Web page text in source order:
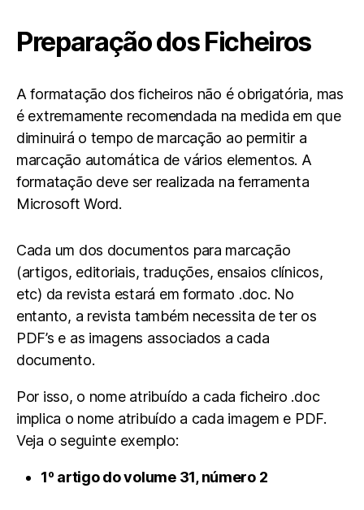
Preparação dos Ficheiros
A formatação dos ficheiros não é obrigatória, mas
é extremamente recomendada na medida em que
diminuirá o tempo de marcação ao permitir a
marcação automática de vários elementos. A
formatação deve ser realizada na ferramenta
Microsoft Word.
Cada um dos documentos para marcação
(artigos, editoriais, traduções, ensaios clínicos,
etc) da revista estará em formato .doc. No
entanto, a revista também necessita de ter os
PDF’s e as imagens associados a cada
documento.
Por isso, o nome atribuído a cada ficheiro .doc
implica o nome atribuído a cada imagem e PDF.
Veja o seguinte exemplo:
1º artigo do volume 31, número 2